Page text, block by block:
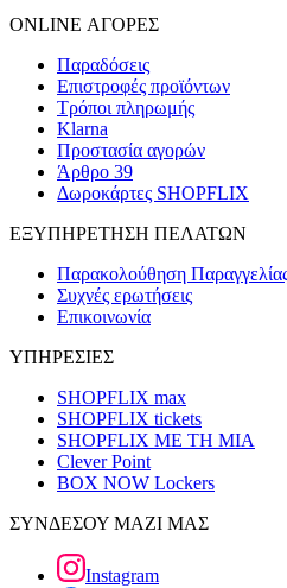
ONLINE ΑΓΟΡΕΣ
Παραδόσεις
Επιστροφές προϊόντων
Τρόποι πληρωμής
Klarna
Προστασία αγορών
Άρθρο 39
Δωροκάρτες SHOPFLIX
ΕΞΥΠΗΡΕΤΗΣΗ ΠΕΛΑΤΩΝ
Παρακολούθηση
Συχνές ερωτήσεις
Επικοινωνία
ΥΠΗΡΕΣΙΕΣ
SHOPFLIX max
SHOPFLIX tickets
SHOPFLIX ΜΕ ΤΗ ΜΙΑ
Clever Point
BOX NOW Lockers
ΣΥΝΔΕΣΟΥ ΜΑΖΙ ΜΑΣ
Instagram